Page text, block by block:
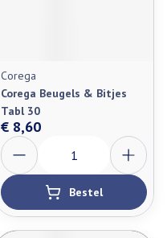
Corega
Corega Beugels & Bitjes
Tabl 30
€ 8,60
Aantal
Bestel